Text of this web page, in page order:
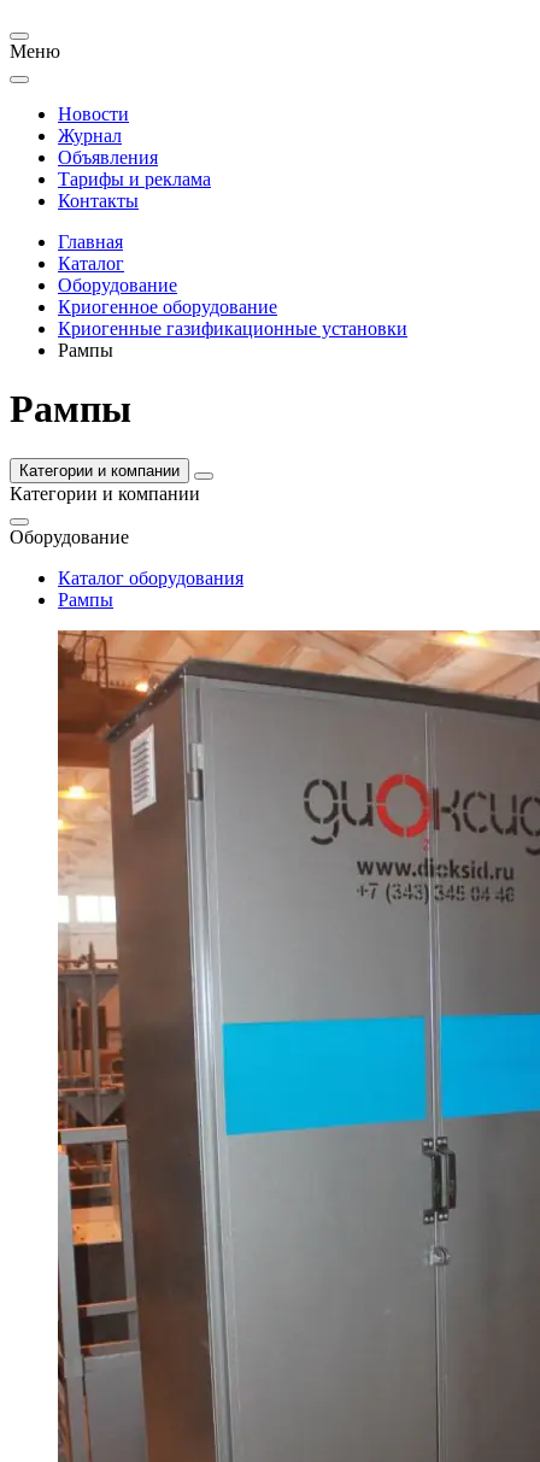
Меню
Новости
Журнал
Объявления
Тарифы и реклама
Контакты
Главная
Каталог
Оборудование
Криогенное оборудование
Криогенные газификационные установки
Рампы
Рампы
Категории и компании
Категории и компании
Оборудование
Каталог оборудования
Рампы